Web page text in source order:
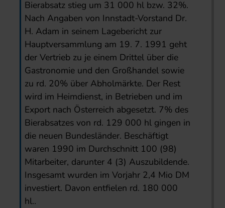
Bierabsatz stieg um 31 000 hl bzw. 32%.
Nach Angaben von Innstadt-Vorstand Dr.
H. Adam in seinem Lagebericht zur
Hauptversammlung am 19. 7. 1991 geht
der Vertrieb zu je einem Drittel über die
Gastronomie und den Großhandel sowie
zu rd. 20% über Abholmärkte. Der Rest
wird im Heimdienst, in Betrieben und im
Export nach Österreich abgesetzt. 7% des
Bierabsatzes von rd. 129 000 hl gingen in
die neuen Bundesländer. Beschäftigt
waren 1990 im Durchschnitt 100 (98)
Mitarbeiter, darunter 4 (3) Auszubildende.
Insgesamt wurden im Vorjahr 2,4 Mio DM
investiert. Davon entfielen rd. 180 000
hl..